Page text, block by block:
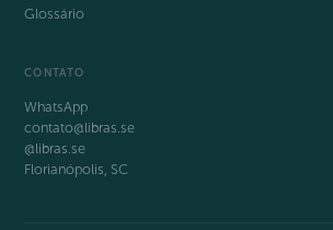
Glossário
CONTATO
WhatsApp
contato@libras.se
@libras.se
Florianópolis, SC